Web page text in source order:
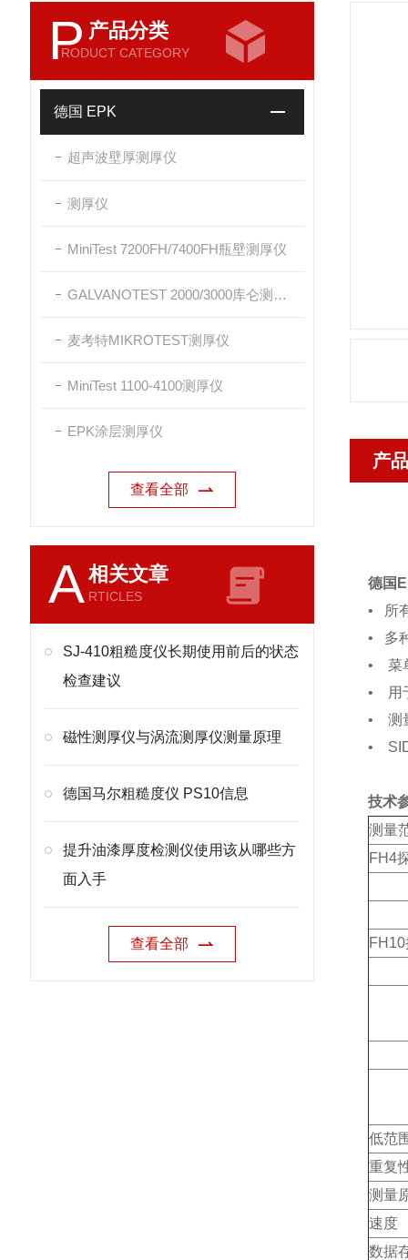
P 产品分类
RODUCT CATEGORY
德国 EPK
超声波壁厚测厚仪
测厚仪
MiniTest 7200FH/7400FH瓶壁测厚仪
GALVANOTEST 2000/3000库仑测厚仪
麦考特MIKROTEST测厚仪
MiniTest 1100-4100测厚仪
EPK涂层测厚仪
查看全部
A相关文章
RTICLES
SJ-410粗糙度仪长期使用前后的状态
检查建议
磁性测厚仪与涡流测厚仪测量原理
德国马尔粗糙度仪 PS10信息
提升油漆厚度检测仪使用该从哪些方
面入手
查看全部
产
德国
• 所
• 多
• 菜
• 用
• 测
•
技术
测量
FH4
低范
重复
测量
速度
数据